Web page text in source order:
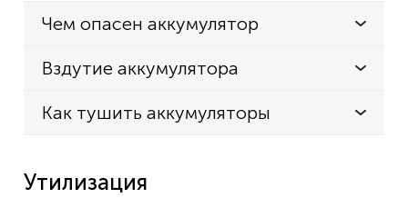
Чем опасен аккумулятор
Вздутие аккумулятора
Как тушить аккумуляторы
Утилизация